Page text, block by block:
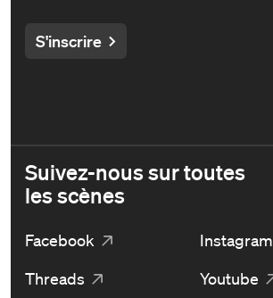
S'inscrire
Suivez-nous sur toutes
les scènes
Facebook
Instagram
Threads
Youtube